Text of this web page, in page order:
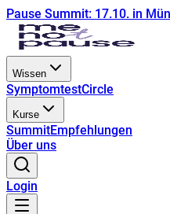
Pause Summit: 17.10. in
Wissen
SymptomtestCircle
Kurse
SummitEmpfehlungen
Über uns
Login